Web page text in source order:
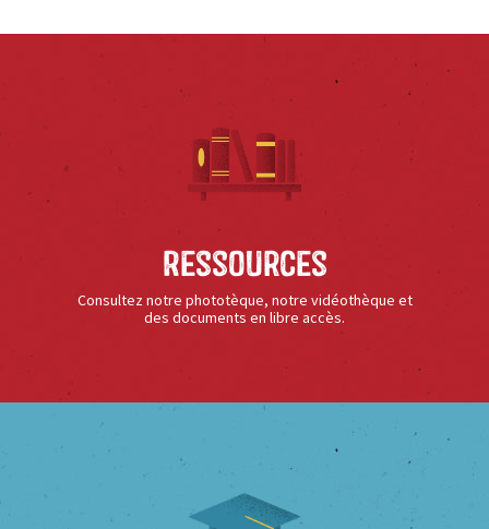
Ressources
Consultez notre phototèque, notre vidéothèque et
des documents en libre accès.